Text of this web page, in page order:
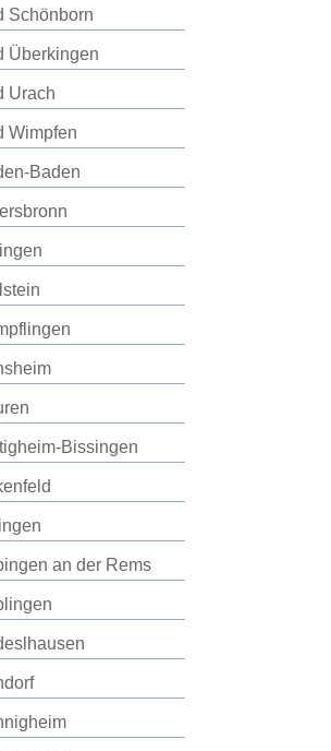
Schönborn
Überkingen
Urach
Wimpfen
Baden
Bissingen
an der Rems